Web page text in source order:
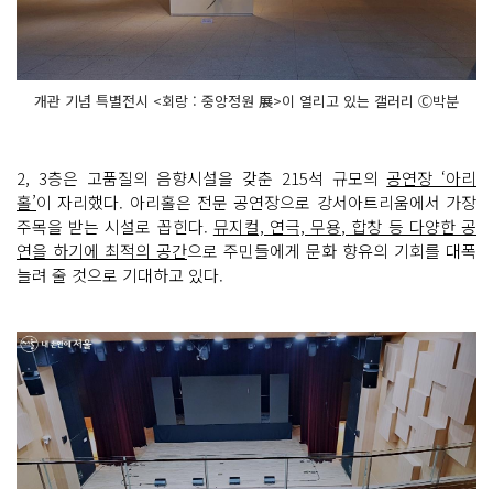
개관 기념 특별전시 <회랑 : 중앙정원 展>이 열리고 있는 갤러리 Ⓒ박분
2, 3층은 고품질의 음향시설을 갖춘 215석 규모의공연장 ‘아리
홀’이 자리했다. 아리홀은 전문 공연장으로 강서아트리움에서 가장
주목을 받는 시설로 꼽힌다. 뮤지컬, 연극, 무용, 합창 등 다양한 공
연을 하기에 최적의 공간으로 주민들에게 문화 향유의 기회를 대폭
늘려 줄 것으로 기대하고 있다.